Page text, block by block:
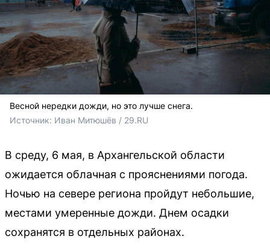
Весной нередки дожди, но это лучше снега.
Источник: Иван Митюшёв / 29.RU
В среду, 6 мая, в Архангельской области
ожидается облачная с прояснениями погода.
Ночью на севере региона пройдут небольшие,
местами умеренные дожди. Днем осадки
сохранятся в отдельных районах.